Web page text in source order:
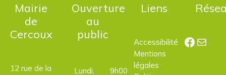
Mairie
de
Cercoux
12 rue de la
Ouverture
au
public
Lundi,
9h00
Liens
Accessibilité
Mentions
légales
E-mail